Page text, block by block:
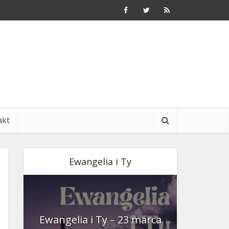
Ewangelia i Ty
Ewangelia i Ty – 23 marca